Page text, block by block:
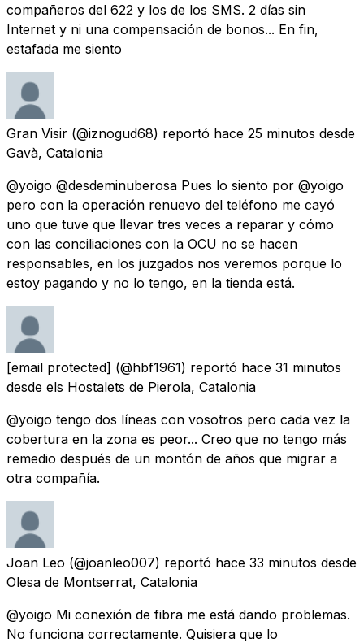
compañeros del 622 y los de los SMS. 2 días sin
Internet y ni una compensación de bonos... En fin,
estafada me siento
Gran Visir (@iznogud68) reportó hace 25 minutos desde
Gavà, Catalonia
@yoigo @desdeminuberosa Pues lo siento por @yoigo
pero con la operación renuevo del teléfono me cayó
uno que tuve que llevar tres veces a reparar y cómo
con las conciliaciones con la OCU no se hacen
responsables, en los juzgados nos veremos porque lo
estoy pagando y no lo tengo, en la tienda está.
[email protected] (@hbf1961) reportó hace 31 minutos
desde els Hostalets de Pierola, Catalonia
@yoigo tengo dos líneas con vosotros pero cada vez la
cobertura en la zona es peor... Creo que no tengo más
remedio después de un montón de años que migrar a
otra compañía.
Joan Leo (@joanleo007) reportó hace 33 minutos desde
Olesa de Montserrat, Catalonia
@yoigo Mi conexión de fibra me está dando problemas.
No funciona correctamente. Quisiera que lo